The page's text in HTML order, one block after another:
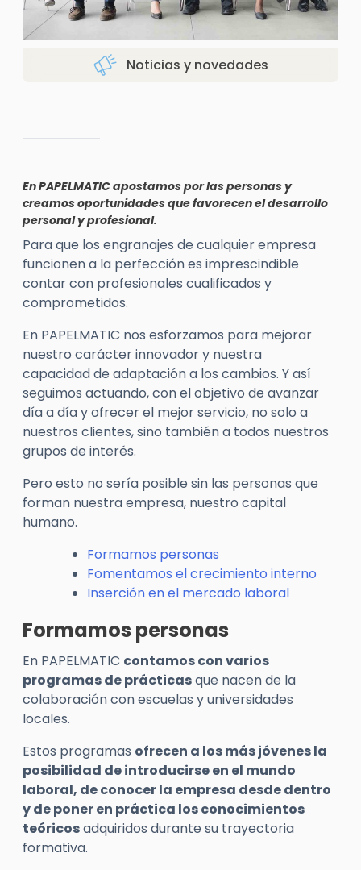
Noticias y novedades
En PAPELMATIC apostamos por las personas y
creamos oportunidades que favorecen el desarrollo
personal y profesional.
Para que los engranajes de cualquier empresa
funcionen a la perfección es imprescindible
contar con profesionales cualificados y
comprometidos.
En PAPELMATIC nos esforzamos para mejorar
nuestro carácter innovador y nuestra
capacidad de adaptación a los cambios. Y así
seguimos actuando, con el objetivo de avanzar
día a día y ofrecer el mejor servicio, no solo a
nuestros clientes, sino también a todos nuestros
grupos de interés.
Pero esto no sería posible sin las personas que
forman nuestra empresa, nuestro capital
humano.
Formamos personas
Fomentamos el crecimiento interno
Inserción en el mercado laboral
Formamos personas
En PAPELMATIC contamos con varios
programas de prácticasque nacen de la
colaboración con escuelas y universidades
locales.
Estos programas ofrecen a los más jóvenes la
posibilidad de introducirse en el mundo
laboral, de conocer la empresa desde dentro
y de poner en práctica los conocimientos
teóricosadquiridos durante su trayectoria
formativa.